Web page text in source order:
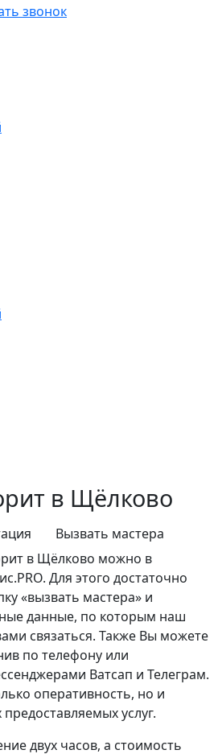
звонок
в Щёлково
Вызвать мастера
в Щёлково можно в
Для этого достаточно
«вызвать мастера» и
данные, по которым наш
связаться. Также Вы можете
по телефону или
Ватсап и Телеграм.
оперативность, но и
услуг.
двух часов, а стоимость